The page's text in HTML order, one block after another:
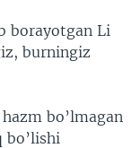
borayotgan Li
burningiz
bo’lmagan
bo’lishi